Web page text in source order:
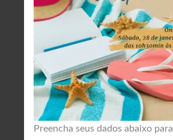
Preencha seus dados abaixo